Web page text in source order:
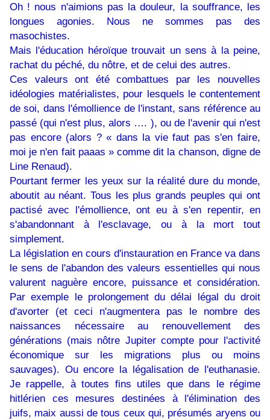
Oh ! nous n'aimions pas la douleur, la souffrance, les
longues agonies. Nous ne sommes pas des
masochistes.
Mais l'éducation héroïque trouvait un sens à la peine,
rachat du péché, du nôtre, et de celui des autres.
Ces valeurs ont été combattues par les nouvelles
idéologies matérialistes, pour lesquels le contentement
de soi, dans l'émollience de l'instant, sans référence au
passé (qui n'est plus, alors …. ), ou de l'avenir qui n'est
pas encore (alors ? « dans la vie faut pas s'en faire,
moi je n'en fait paaas » comme dit la chanson, digne de
Line Renaud).
Pourtant fermer les yeux sur la réalité dure du monde,
aboutit au néant. Tous les plus grands peuples qui ont
pactisé avec l'émollience, ont eu à s'en repentir, en
s'abandonnant à l'esclavage, ou à la mort tout
simplement.
La législation en cours d'instauration en France va dans
le sens de l'abandon des valeurs essentielles qui nous
valurent naguère encore, puissance et considération.
Par exemple le prolongement du délai légal du droit
d'avorter (et ceci n'augmentera pas le nombre des
naissances nécessaire au renouvellement des
générations (mais nôtre Jupiter compte pour l'activité
économique sur les migrations plus ou moins
sauvages). Ou encore la légalisation de l'euthanasie.
Je rappelle, à toutes fins utiles que dans le régime
hitlérien ces mesures destinées à l'élimination des
juifs, maix aussi de tous ceux qui, présumés aryens ou